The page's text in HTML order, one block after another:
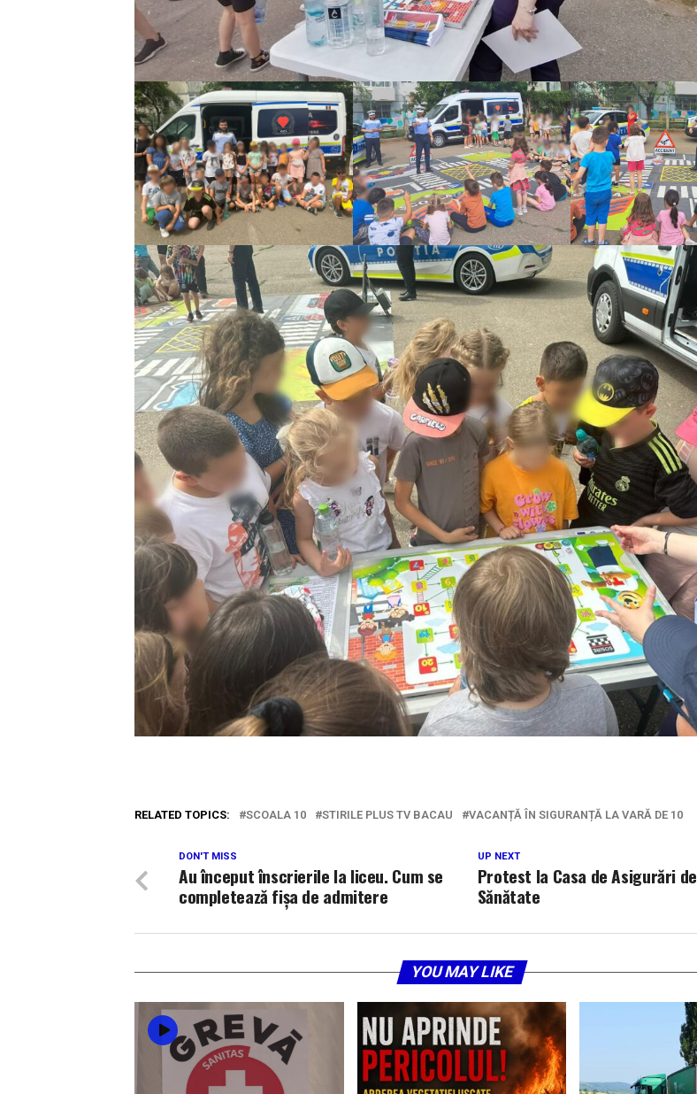
RELATED TOPICS: SCOALA 10 STIRILE PLUS TV BACAU VACANȚĂ ÎN SIGURANȚĂ LA VARĂ DE 10
UP NEXT
Protest la Casa de Asigurări de
Sănătate
DON'T MISS
Au început înscrierile la liceu. Cum se
completează fișa de admitere
YOU MAY LIKE